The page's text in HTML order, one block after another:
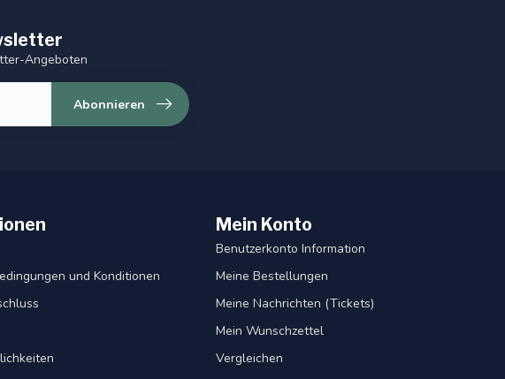
Angeboten
Abonnieren
und Konditionen
Mein Konto
Benutzerkonto Information
Meine Bestellungen
Meine Nachrichten (Tickets)
Mein Wunschzettel
Vergleichen